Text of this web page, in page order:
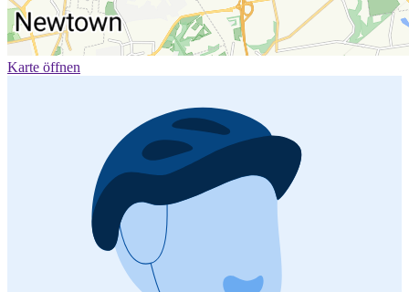
Karte öffnen